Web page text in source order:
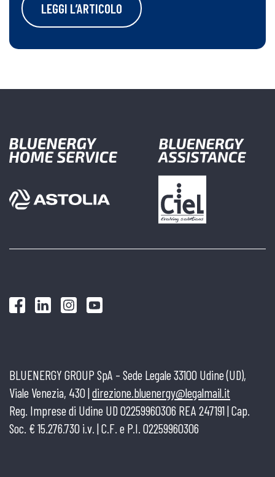
LEGGI L’ARTICOLO
BLUENERGY GROUP SpA – Sede Legale 33100 Udine (UD),
Viale Venezia, 430 |direzione.bluenergy@legalmail.it
Reg. Imprese di Udine UD 02259960306 REA 247191 | Cap.
Soc. € 15.276.730 i.v. | C.F. e P.I. 02259960306